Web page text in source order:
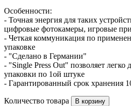
Особенности:
- Точная энергия для таких
цифровые фотокамеры, игровые
- Четкая коммуникация по
упаковке
- "Сделано в Германии"
- "Single Press Out" позволяет легко
упаковки по 1ой штуке
- Гарантированный срок хранения
Количество товара